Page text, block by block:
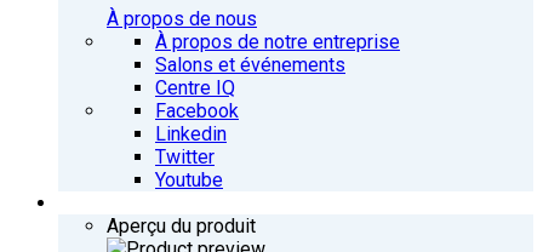
À propos de nous
À propos de notre entreprise
Salons et événements
Centre IQ
Facebook
Linkedin
Twitter
Youtube
Aperçu du produit